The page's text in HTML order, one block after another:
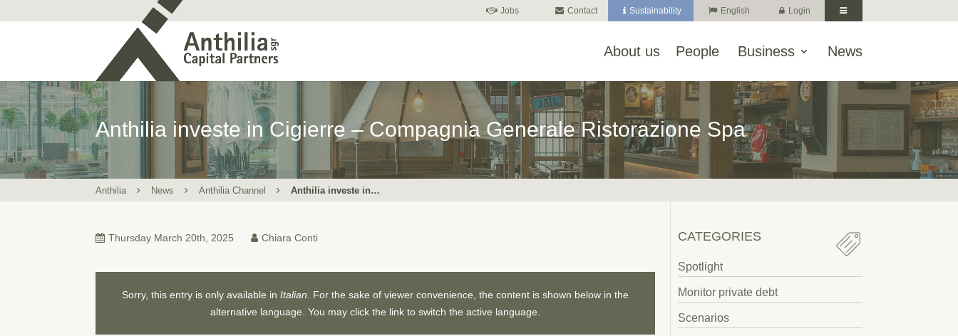
Jobs Contact Sustainability English Login
About us People Business News
Anthilia investe in Cigierre – Compagnia Generale Ristorazione Spa
Anthilia News Anthilia Channel Anthilia investe in…
Thursday March 20th, 2025 Chiara Conti
Sorry, this entry is only available inItalian . For the sake of viewer convenience, the content is shown below in the
alternative language. You may click the link to switch the active language.
CATEGORIES
Spotlight
Monitor private debt
Scenarios